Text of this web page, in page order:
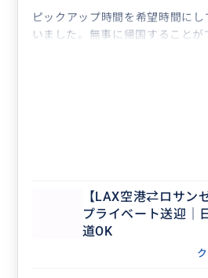
ピックアップ時間を希望時間に
いました。無事に帰国することが
【LAX空港⇄ロサン
プライベート送迎｜
道OK